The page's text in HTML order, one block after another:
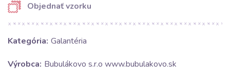
Objednať vzorku
Kategória: Galantéria
Výrobca: Bubulákovo s.r.o www.bubulakovo.sk